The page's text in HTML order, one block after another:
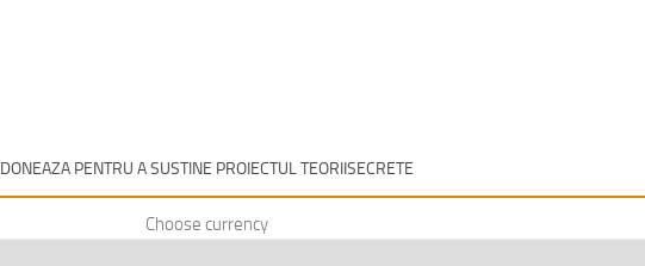
DONEAZA PENTRU A SUSTINE PROIECTUL TEORIISECRETE
Choose currency